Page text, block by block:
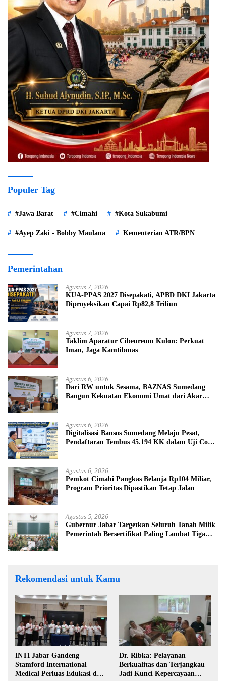
Populer Tag
#Jawa Barat #Cimahi #Kota Sukabumi
#Ayep Zaki - Bobby Maulana Kementerian ATR/BPN
Pemerintahan
Agustus 7, 2026
KUA-PPAS 2027 Disepakati, APBD DKI Jakarta
Diproyeksikan Capai Rp82,8 Triliun
Agustus 7, 2026
Taklim Aparatur Cibeureum Kulon: Perkuat
Iman, Jaga Kamtibmas
Agustus 6, 2026
Dari RW untuk Sesama, BAZNAS Sumedang
Bangun Kekuatan Ekonomi Umat dari Akar
Agustus 6, 2026
Digitalisasi Bansos Sumedang Melaju Pesat,
Pendaftaran Tembus 45.194 KK dalam Uji Coba
Agustus 6, 2026
Pemkot Cimahi Pangkas Belanja Rp104 Miliar,
Program Prioritas Dipastikan Tetap Jalan
Agustus 5, 2026
Gubernur Jabar Targetkan Seluruh Tanah Milik
Pemerintah Bersertifikat Paling Lambat Tiga
Rekomendasi untuk Kamu
INTI Jabar Gandeng
Stamford International
Medical Perluas Edukasi dan
Dr. Ribka: Pelayanan
Berkualitas dan Terjangkau
Jadi Kunci Kepercayaan